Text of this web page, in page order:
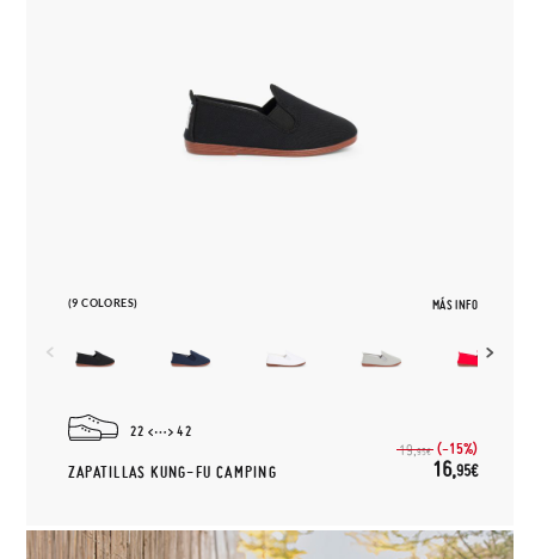
(9 COLORES) MÁS INFO
22 42
ZAPATILLAS KUNG-FU CAMPING
19,95€ (-15%)
16,95€